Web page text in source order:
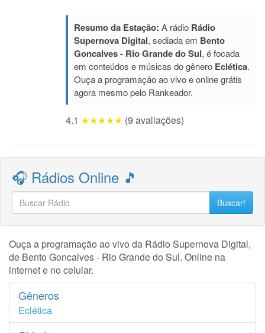
Resumo da Estação: A rádio Rádio
Supernova Digital, sediada em Bento
Goncalves - Rio Grande do Sul, é focada
em conteúdos e músicas do gênero Eclética.
Ouça a programação ao vivo e online grátis
agora mesmo pelo Rankeador.
4.1 ★★★★★ (9 avaliações)
🎧 Rádios Online 🎵
Buscar!
Ouça a programação ao vivo da Rádio Supernova Digital,
de Bento Goncalves - Rio Grande do Sul. Online na
internet e no celular.
Gêneros
Eclética